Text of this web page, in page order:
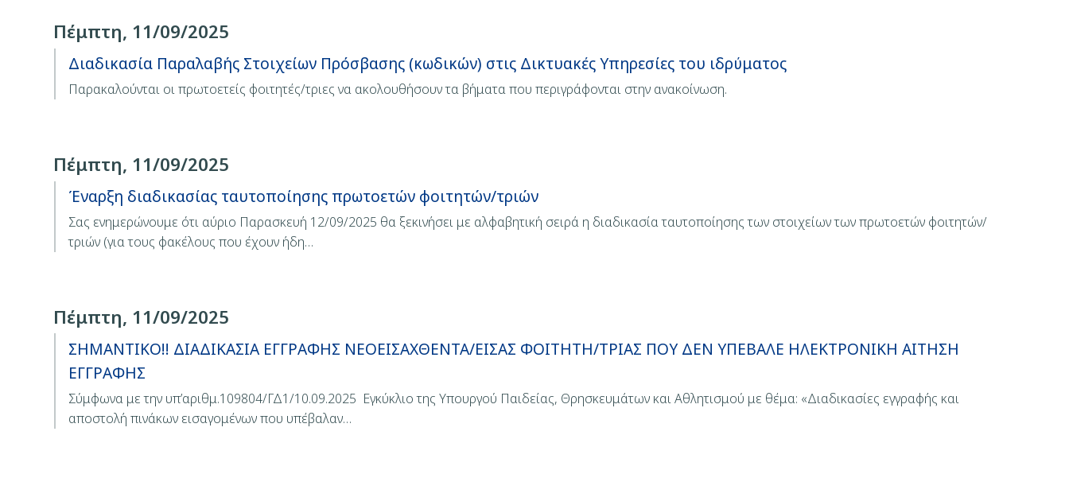
Πέμπτη, 11/09/2025
Διαδικασία Παραλαβής Στοιχείων Πρόσβασης (κωδικών) στις Δικτυακές Υπηρεσίες του ιδρύματος
Παρακαλούνται οι πρωτοετείς φοιτητές/τριες να ακολουθήσουν τα βήματα που περιγράφονται στην ανακοίνωση.
Πέμπτη, 11/09/2025
Έναρξη διαδικασίας ταυτοποίησης πρωτοετών φοιτητών/τριών
Σας ενημερώνουμε ότι αύριο Παρασκευή 12/09/2025 θα ξεκινήσει με αλφαβητική σειρά η διαδικασία ταυτοποίησης των στοιχείων των πρωτοετών φοιτητών/
τριών (για τους φακέλους που έχουν ήδη…
Πέμπτη, 11/09/2025
ΣΗΜΑΝΤΙΚΟ!! ΔΙΑΔΙΚΑΣΙΑ ΕΓΓΡΑΦΗΣ ΝΕΟΕΙΣΑΧΘΕΝΤΑ/ΕΙΣΑΣ ΦΟΙΤΗΤΗ/ΤΡΙΑΣ ΠΟΥ ΔΕΝ ΥΠΕΒΑΛΕ ΗΛΕΚΤΡΟΝΙΚΗ ΑΙΤΗΣΗ
ΕΓΓΡΑΦΗΣ
Σύμφωνα με την υπ’αριθμ.109804/ΓΔ1/10.09.2025 Εγκύκλιο της Υπουργού Παιδείας, Θρησκευμάτων και Αθλητισμού με θέμα: «Διαδικασίες εγγραφής και
αποστολή πινάκων εισαγομένων που υπέβαλαν…